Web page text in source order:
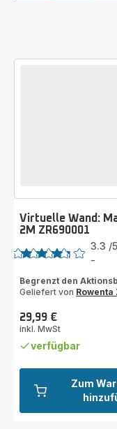
Zum
Virtuelle Wand:
2M ZR690001
Bewertung
3.3 /5
-
Begrenzt den
Geliefert von Rowenta
Preis
29,99 €
inkl. MwSt
verfügbar